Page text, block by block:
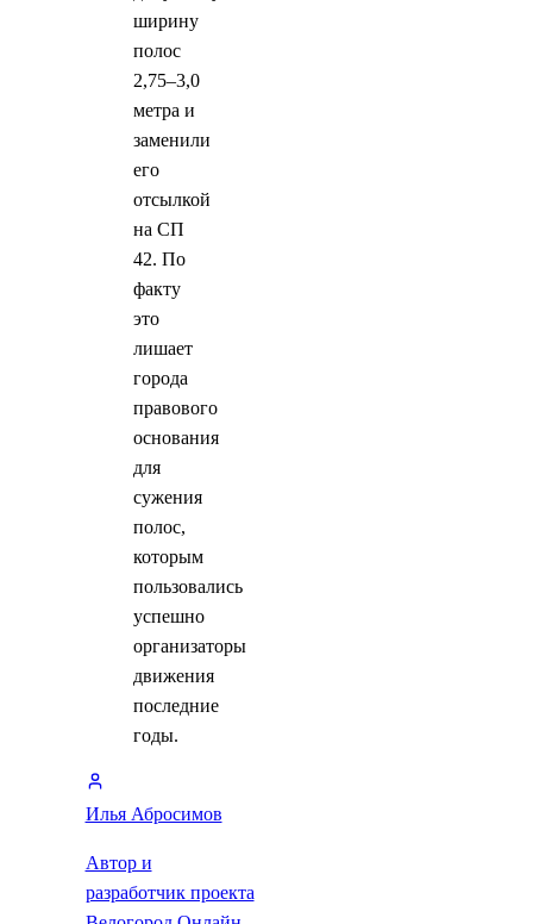
ширину
полос
2,75–3,0
метра и
заменили
его
отсылкой
на СП
42. По
факту
это
лишает
города
правового
основания
для
сужения
полос,
которым
пользовались
успешно
организаторы
движения
последние
годы.
Илья Абросимов
Автор и
разработчик проекта